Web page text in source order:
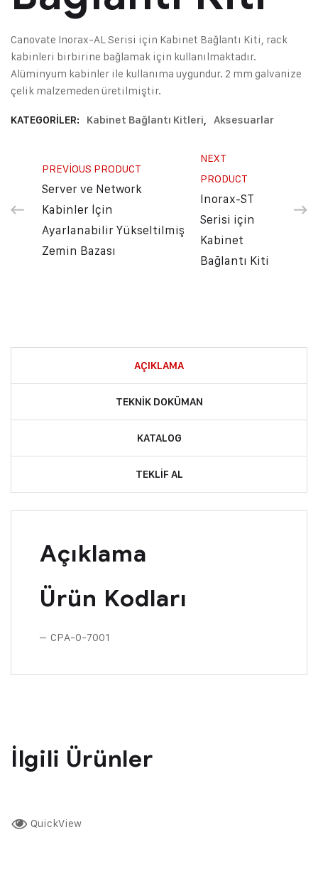
Canovate Inorax-AL Serisi için Kabinet Bağlantı Kiti, rack
kabinleri birbirine bağlamak için kullanılmaktadır.
Alüminyum kabinler ile kullanıma uygundur. 2 mm galvanize
çelik malzemeden üretilmiştir.
KATEGORILER: Kabinet Bağlantı Kitleri, Aksesuarlar
PREVIOUS PRODUCT
Server ve Network
Kabinler İçin
Ayarlanabilir Yükseltilmiş
Zemin Bazası
NEXT
PRODUCT
Inorax-ST
Serisi için
Kabinet
Bağlantı Kiti
AÇIKLAMA
TEKNIK DOKÜMAN
KATALOG
TEKLIF AL
Açıklama
Ürün Kodları
– CPA-0-7001
İlgili Ürünler
QuickView